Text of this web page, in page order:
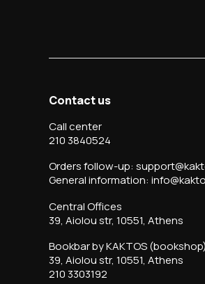
Contact us
Call center
210 3840524
Orders follow-up:
General information:
Central Offices
39, Aiolou str, 10551, Athens
Bookbar by KAKTOS (bookshop)
39, Aiolou str, 10551, Athens
210 3303192